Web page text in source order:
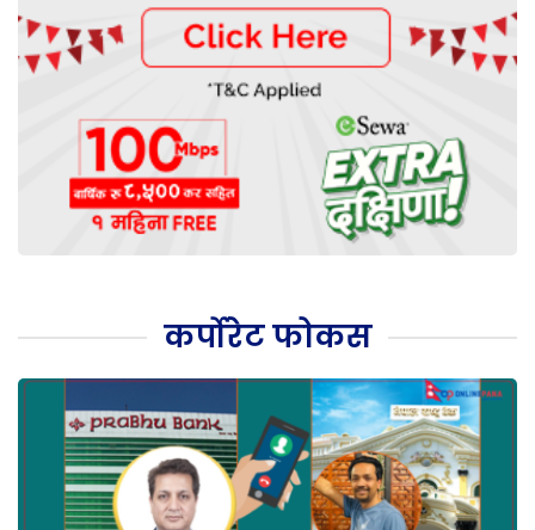
कर्पोरेट फोकस